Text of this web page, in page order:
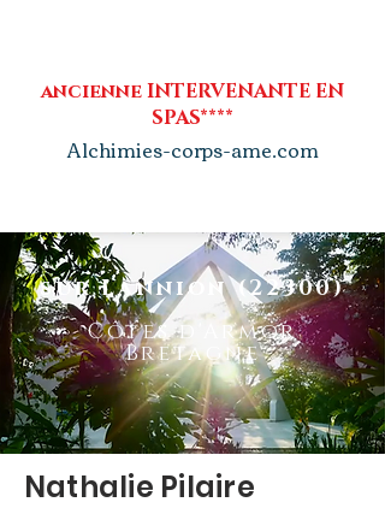
ancienne INTERVENANTE EN
SPAS****
Alchimies-corps-ame.com
sur Lannion (22300)
Côtes d'Armor
Bretagne
Nathalie Pilaire